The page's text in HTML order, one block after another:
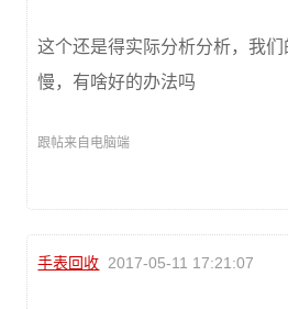
这个还是得实际分析分析，我
慢，有啥好的办法吗
跟帖来自电脑端
手表回收 2017-05-11 17:21:07